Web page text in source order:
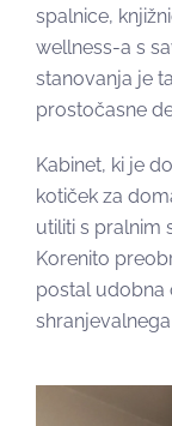
spalnice,
wellness-a s
stanovanja je
prostočasne
Kabinet, ki je
kotiček za
utiliti s pralnim
Korenito
postal udobna